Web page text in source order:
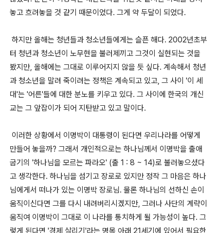
놓고 흐려놓을 것 같기 때문이었다. 그게 약 두달이 되었다.
하지만 올해는 청년들과 청소년들에게는 슬픈 해다. 2002년초부
터 청년과 청소년이 노무현을 불러제끼고 그것이 실현되는 것을
봤지만, 올해에는 그대로 이루어지지 않을 듯 싶다. 계속해서 청년
과 청소년을 말려 죽이려는 정책은 계속되고 있고, 그 사이 '이 세
대'는 '어른'들에 대한 분노를 키우고 있다. 그 사이에 한국의 개신
교는 그 앞잡이가 되어 지탄받고 있고 말이다.
이러한 상황에서 이명박이 대통령이 된다면 우리나라를 어떻게
만들어 놓을까? 그래서 개인적으로는 하나님께서 이명박을 출애
굽기의 '하나님을 모르는 파라오' (출 1 : 8 ~ 14)로 불러놓으셨다
고 생각한다. 하나님을 섬기고 장로로 있지만 정작 그 마음은 하나
님에게서 떠나가 있는 이명박 장로님. 물론 하나님의 선하신 손이
움직이신다면 그를 다시 내려버리시겠지만, 그러나 사단의 계략이
움직여 이명박이 그대로 이 나라를 통치하게 될 가능성이 높다. 그
렇게 된다면 '경제 살리기'라는 명목 아래 21세기에 있어서 필요한